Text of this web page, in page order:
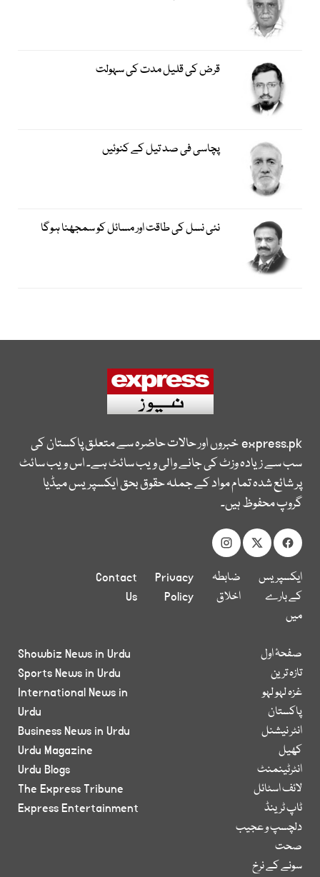
قرض کی قلیل مدت کی سہولت
پچاسی فی صد تیل کے کنوئیں
نئی نسل کی طاقت اور مسائل کو سمجھنا ہوگا
express.pkخبروں اور حالات حاضرہ سے متعلق پاکستان کی
سب سے زیادہ وزٹ کی جانے والی ویب سائٹ ہے۔ اس ویب سائٹ
پر شائع شدہ تمام مواد کے جملہ حقوق بحق ایکسپریس میڈیا
گروپ محفوظ ہیں۔
ایکسپریس
کے بارے
میں
ضابطہ
اخلاق
Privacy
Policy
Contact
Us
صفحۂ اول
تازہ ترین
غزہ لہو لہو
پاکستان
انٹر نیشنل
کھیل
انٹرٹینمنٹ
لائف اسٹائل
ٹاپ ٹرینڈ
دلچسپ و عجیب
صحت
سونے کے نرخ
Showbiz News in Urdu
Sports News in Urdu
International News in
Urdu
Business News in Urdu
Urdu Magazine
Urdu Blogs
The Express Tribune
Express Entertainment